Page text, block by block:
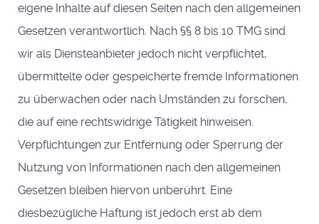
eigene Inhalte auf diesen Seiten nach den allgemeinen
Gesetzen verantwortlich. Nach §§ 8 bis 10 TMG sind
wir als Diensteanbieter jedoch nicht verpflichtet,
übermittelte oder gespeicherte fremde Informationen
zu überwachen oder nach Umständen zu forschen,
die auf eine rechtswidrige Tätigkeit hinweisen.
Verpflichtungen zur Entfernung oder Sperrung der
Nutzung von Informationen nach den allgemeinen
Gesetzen bleiben hiervon unberührt. Eine
diesbezügliche Haftung ist jedoch erst ab dem